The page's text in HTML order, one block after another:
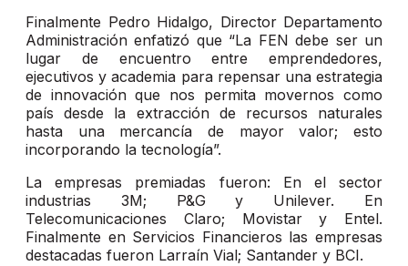
Finalmente Pedro Hidalgo, Director Departamento
Administración enfatizó que “La FEN debe ser un
lugar de encuentro entre emprendedores,
ejecutivos y academia para repensar una estrategia
de innovación que nos permita movernos como
país desde la extracción de recursos naturales
hasta una mercancía de mayor valor; esto
incorporando la tecnología”.
La empresas premiadas fueron: En el sector
industrias 3M; P&G y Unilever. En
Telecomunicaciones Claro; Movistar y Entel.
Finalmente en Servicios Financieros las empresas
destacadas fueron Larraín Vial; Santander y BCI.